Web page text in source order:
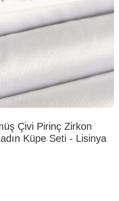
Çivi Pirinç Zirkon
Küpe Seti - Lisinya